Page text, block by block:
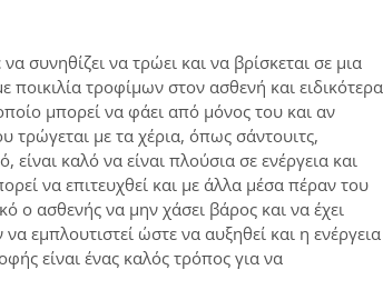
συνηθίζει να τρώει και να βρίσκεται σε μια
τροφίμων στον ασθενή και ειδικότερα
μπορεί να φάει από μόνος του και αν
με τα χέρια, όπως σάντουιτς,
καλό να είναι πλούσια σε ενέργεια και
να επιτευχθεί και με άλλα μέσα πέραν του
ο ασθενής να μην χάσει βάρος και να έχει
εμπλουτιστεί ώστε να αυξηθεί και η ενέργεια
είναι ένας καλός τρόπος για να